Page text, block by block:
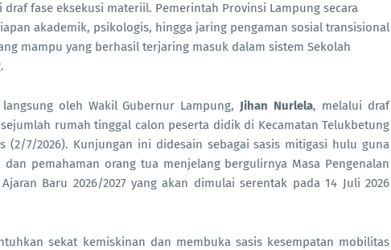
fase eksekusi materiil. Pemerintah Provinsi Lampung secara
akademik, psikologis, hingga jaring pengaman sosial transisional
mampu yang berhasil terjaring masuk dalam sistem Sekolah
oleh Wakil Gubernur Lampung, Jihan Nurlela, melalui draf
rumah tinggal calon peserta didik di Kecamatan Telukbetung
(2/7/2026). Kunjungan ini didesain sebagai sasis mitigasi hulu guna
pemahaman orang tua menjelang bergulirnya Masa Pengenalan
Baru 2026/2027 yang akan dimulai serentak pada 14 Juli 2026
sekat kemiskinan dan membuka sasis kesempatan mobilitas